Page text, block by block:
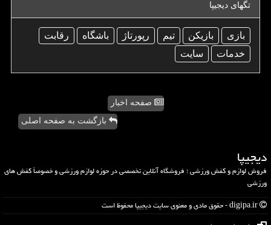
تگهای دیجیپا
بازی بازیكن تیم رپورتاژ باشگاه
رقابت
خدمات
سایت
صفحه اخبار
بازگشت به صفحه اصلی
دیجیپا
فروش لوازم و کفش ورزشی ؛ فروشگاه آنلاین تخصصی در حوزه لوازم ورزشی و خصوصاً کفش های
ورزشی